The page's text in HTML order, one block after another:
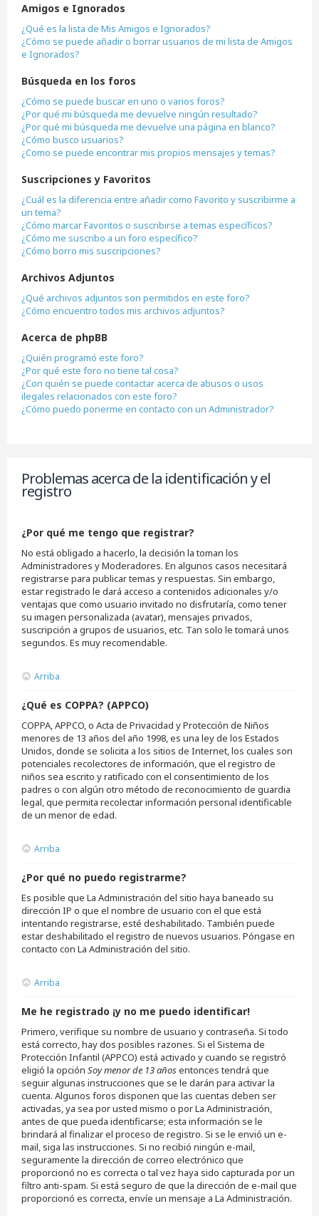
Amigos e Ignorados
¿Qué es la lista de Mis Amigos e Ignorados?
¿Cómo se puede añadir o borrar usuarios de mi lista de Amigos
e Ignorados?
Búsqueda en los foros
¿Cómo se puede buscar en uno o varios foros?
¿Por qué mi búsqueda me devuelve ningún resultado?
¿Por qué mi búsqueda me devuelve una página en blanco?
¿Cómo busco usuarios?
¿Como se puede encontrar mis propios mensajes y temas?
Suscripciones y Favoritos
¿Cuál es la diferencia entre añadir como Favorito y suscribirme a
un tema?
¿Cómo marcar Favoritos o suscribirse a temas específicos?
¿Cómo me suscribo a un foro específico?
¿Cómo borro mis suscripciones?
Archivos Adjuntos
¿Qué archivos adjuntos son permitidos en este foro?
¿Cómo encuentro todos mis archivos adjuntos?
Acerca de phpBB
¿Quién programó este foro?
¿Por qué este foro no tiene tal cosa?
¿Con quién se puede contactar acerca de abusos o usos
ilegales relacionados con este foro?
¿Cómo puedo ponerme en contacto con un Administrador?
Problemas acerca de la identificación y el
registro
¿Por qué me tengo que registrar?
No está obligado a hacerlo, la decisión la toman los
Administradores y Moderadores. En algunos casos necesitará
registrarse para publicar temas y respuestas. Sin embargo,
estar registrado le dará acceso a contenidos adicionales y/o
ventajas que como usuario invitado no disfrutaría, como tener
su imagen personalizada (avatar), mensajes privados,
suscripción a grupos de usuarios, etc. Tan solo le tomará unos
segundos. Es muy recomendable.
Arriba
¿Qué es COPPA? (APPCO)
COPPA, APPCO, o Acta de Privacidad y Protección de Niños
menores de 13 años del año 1998, es una ley de los Estados
Unidos, donde se solicita a los sitios de Internet, los cuales son
potenciales recolectores de información, que el registro de
niños sea escrito y ratificado con el consentimiento de los
padres o con algún otro método de reconocimiento de guardia
legal, que permita recolectar información personal identificable
de un menor de edad.
Arriba
¿Por qué no puedo registrarme?
Es posible que La Administración del sitio haya baneado su
dirección IP o que el nombre de usuario con el que está
intentando registrarse, esté deshabilitado. También puede
estar deshabilitado el registro de nuevos usuarios. Póngase en
contacto con La Administración del sitio.
Arriba
Me he registrado ¡y no me puedo identificar!
Primero, verifique su nombre de usuario y contraseña. Si todo
está correcto, hay dos posibles razones. Si el Sistema de
Protección Infantil (APPCO) está activado y cuando se registró
eligió la opción Soy menor de 13 añosentonces tendrá que
seguir algunas instrucciones que se le darán para activar la
cuenta. Algunos foros disponen que las cuentas deben ser
activadas, ya sea por usted mismo o por La Administración,
antes de que pueda identificarse; esta información se le
brindará al finalizar el proceso de registro. Si se le envió un e-
mail, siga las instrucciones. Si no recibió ningún e-mail,
seguramente la dirección de correo electrónico que
proporcionó no es correcta o tal vez haya sido capturada por un
filtro anti-spam. Si está seguro de que la dirección de e-mail que
proporcionó es correcta, envíe un mensaje a La Administración.